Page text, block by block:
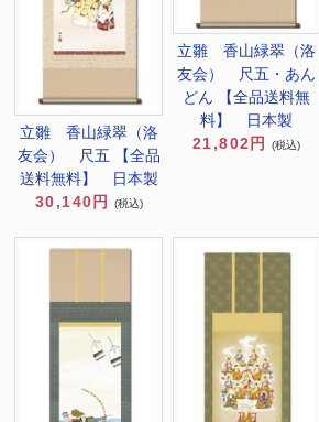
立雛 香山緑翠（洛
友会） 尺五 【全品
送料無料】 日本製
30,140円
(税込)
立雛 香山緑翠（洛
友会） 尺五・あん
どん 【全品送料無
料】 日本製
21,802円
(税込)